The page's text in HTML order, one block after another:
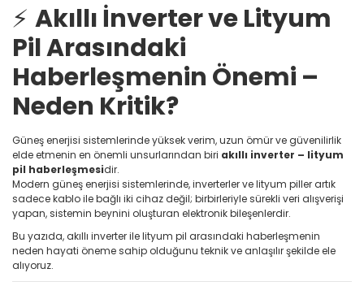
⚡ Akıllı İnverter ve Lityum
Pil Arasındaki
Haberleşmenin Önemi –
Neden Kritik?
Güneş enerjisi sistemlerinde yüksek verim, uzun ömür ve güvenilirlik
elde etmenin en önemli unsurlarından biri akıllı inverter – lityum
pil haberleşmesidir.
Modern güneş enerjisi sistemlerinde, inverterler ve lityum piller artık
sadece kablo ile bağlı iki cihaz değil; birbirleriyle sürekli veri alışverişi
yapan, sistemin beynini oluşturan elektronik bileşenlerdir.
Bu yazıda, akıllı inverter ile lityum pil arasındaki haberleşmenin
neden hayati öneme sahip olduğunu teknik ve anlaşılır şekilde ele
alıyoruz.